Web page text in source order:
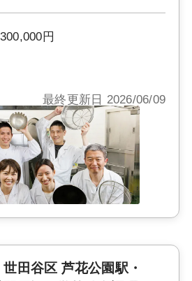
円
最終更新日 2026/06/09
世田谷区 芦花公園駅・